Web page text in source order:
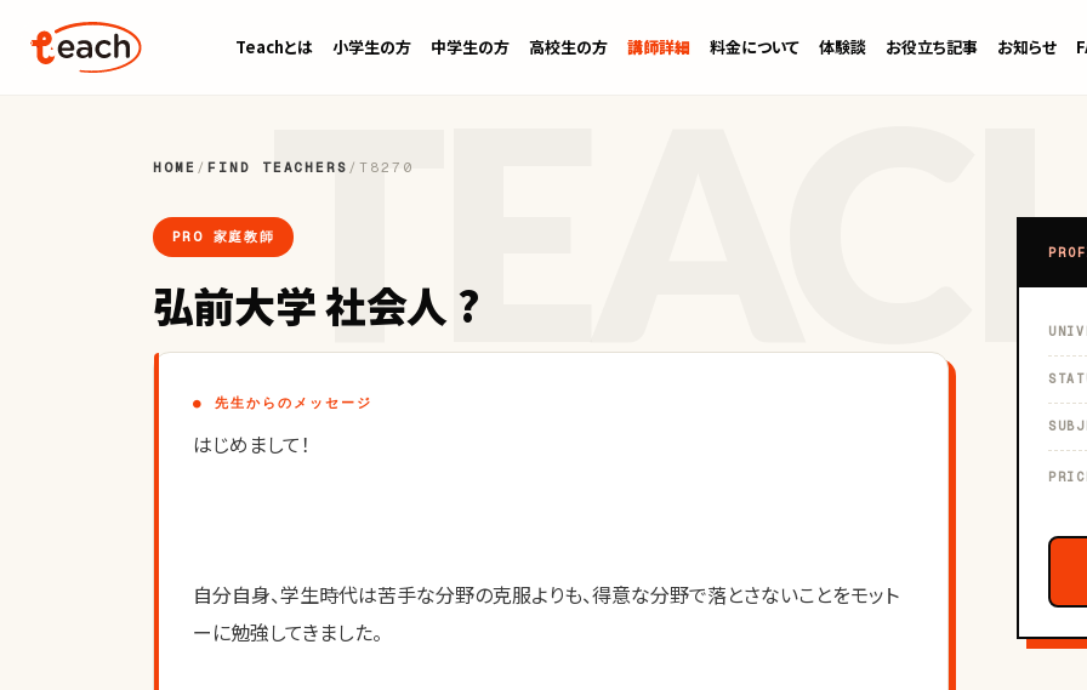
Teachとは 小学生の方 中学生の方 高校生の方 講師詳細 料金について 体験談 お役立ち記事 お知らせ
HOME / FIND TEACHERS /T8270
PRO 家庭教師
弘前大学 社会人 ?
● 先生からのメッセージ
はじめまして！
自分自身、学生時代は苦手な分野の克服よりも、得意な分野で落とさないことをモット
ーに勉強してきました。